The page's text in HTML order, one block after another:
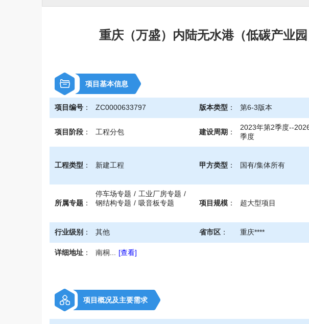
重庆（万盛）内陆无水港（低碳产业园
项目基本信息
项目编号 ： ZC0000633797 版本类型 ： 第6-3版本
项目阶段 ： 工程分包 建设周期 ：
2023年第2季度--
季度
工程类型 ： 新建工程 甲方类型 ： 国有/集体所有
所属专题 ：
停车场专题 / 工业厂房专题 /
钢结构专题 / 吸音板专题
项目规模 ： 超大型项目
行业级别 ： 其他 省市区 ： 重庆****
详细地址 ： 南桐... [查看]
项目概况及主要需求